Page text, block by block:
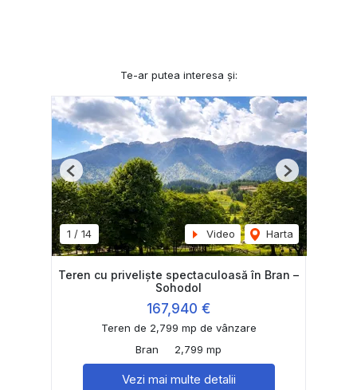
Te-ar putea interesa și:
1 / 14 Video Harta
Previous Next
Teren cu priveliște spectaculoasă în Bran –
Sohodol
167,940 €
Teren de 2,799 mp de vânzare
Bran
2,799 mp
Vezi mai multe detalii